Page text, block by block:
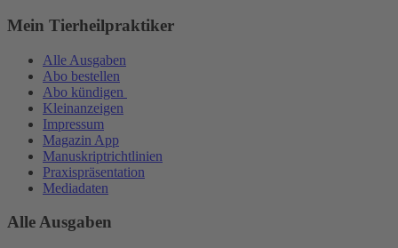
Mein Tierheilpraktiker
Alle Ausgaben
Abo bestellen
Abo kündigen
Kleinanzeigen
Impressum
Magazin App
Manuskriptrichtlinien
Praxispräsentation
Mediadaten
Alle Ausgaben